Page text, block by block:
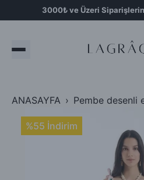
3000₺ ve Üzeri
ANASAYFA Pembe desenli
%55 İndirim